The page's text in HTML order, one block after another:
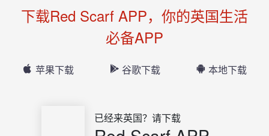
下载Red Scarf APP，你的英国生活
必备APP
苹果下载 谷歌下载 本地下载
已经来英国？请下载